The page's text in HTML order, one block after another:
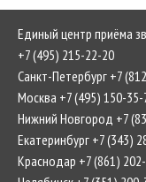
Единый центр приёма
+7 (495) 215-22-20
Санкт-Петербург +7
Москва +7 (495) 150-35-
Нижний Новгород +7
Екатеринбург +7 (343)
Краснодар +7 (861)